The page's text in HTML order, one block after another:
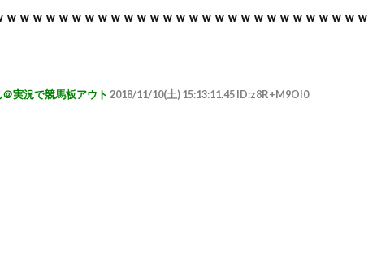
ｗｗｗｗｗｗｗｗｗｗｗｗｗｗｗｗｗｗｗｗｗｗｗｗｗｗｗｗ
実況で競馬板アウト 2018/11/10(土) 15:13:11.45 ID:z8R+M9OI0